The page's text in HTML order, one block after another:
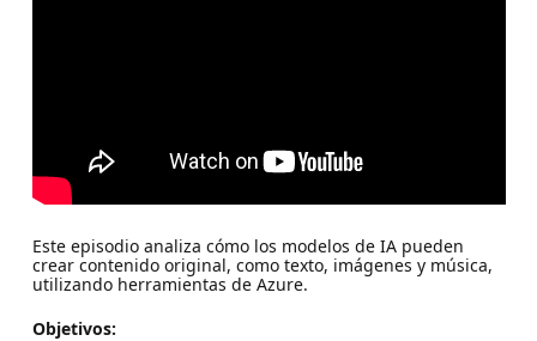
Este episodio analiza cómo los modelos de IA pueden
crear contenido original, como texto, imágenes y música,
utilizando herramientas de Azure.
Objetivos: